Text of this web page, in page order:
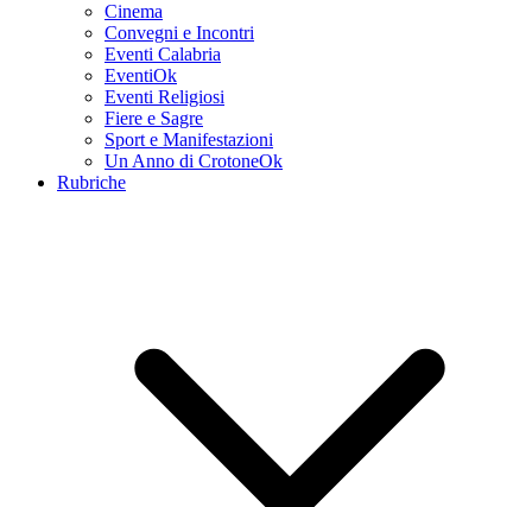
Cinema
Convegni e Incontri
Eventi Calabria
EventiOk
Eventi Religiosi
Fiere e Sagre
Sport e Manifestazioni
Un Anno di CrotoneOk
Rubriche